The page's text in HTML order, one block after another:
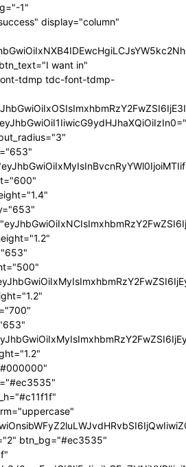
1"
display="column"
want in"
tdmp tdc-font-tdmp-
btn_bg="#ec3535"